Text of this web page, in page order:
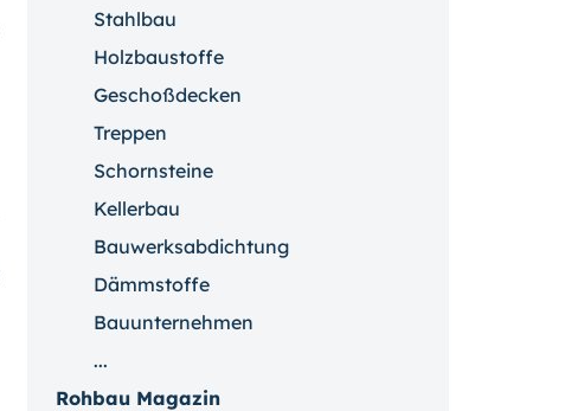
Stahlbau
Holzbaustoffe
Geschoßdecken
Treppen
Schornsteine
Kellerbau
Bauwerksabdichtung
Dämmstoffe
Bauunternehmen
...
Rohbau Magazin